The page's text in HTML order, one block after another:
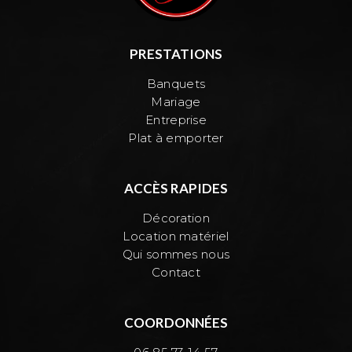
PRESTATIONS
Banquets
Mariage
Entreprise
Plat à emporter
ACCÈS RAPIDES
Décoration
Location matériel
Qui sommes nous
Contact
COORDONNÉES